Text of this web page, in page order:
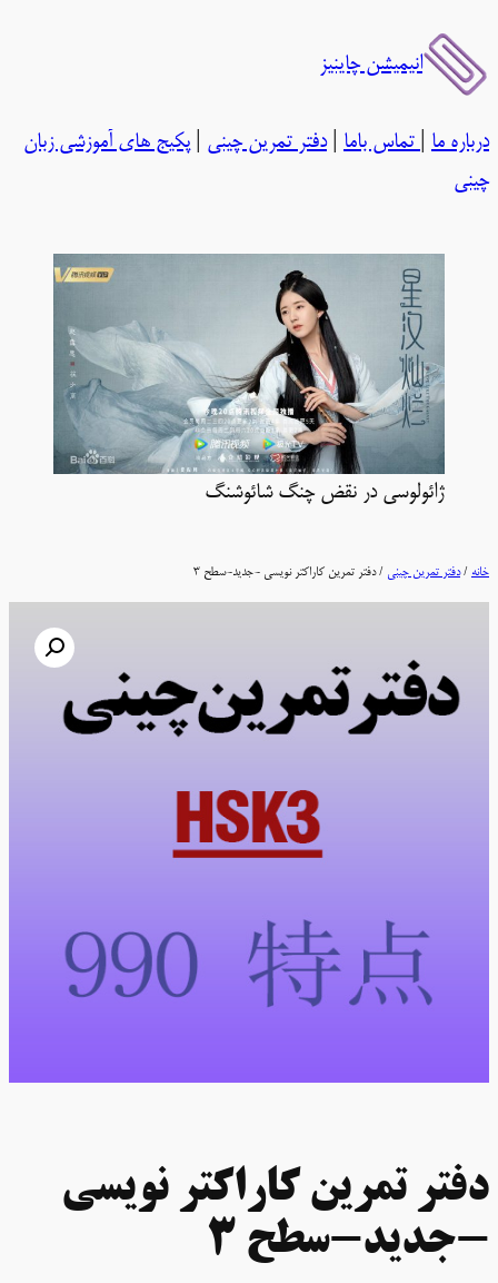
به
انیمیشن چاینیز
درباره ما تماس باما |دفتر تمرین چینی |پکیج های آموزشی زبان
چینی
ژائولوسی در نقض چنگ شائوشنگ
خانه /دفتر تمرین چینی / دفتر تمرین کاراکتر نویسی -جدید-سطح 3
دفتر تمرین کاراکتر نویسی
-جدید-سطح 3